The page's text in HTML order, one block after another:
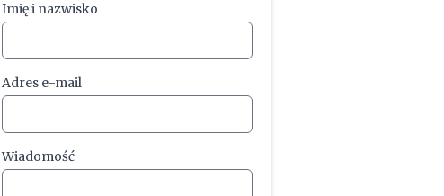
Imię i nazwisko
Adres e-mail
Wiadomość